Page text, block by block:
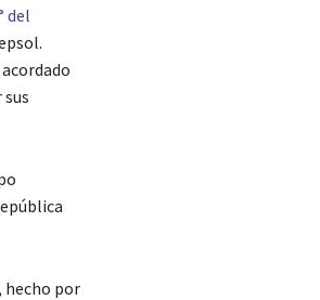
del
hecho por